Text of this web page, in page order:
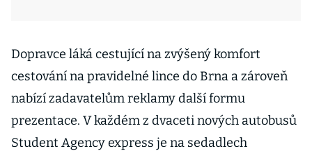
Dopravce láká cestující na zvýšený komfort
cestování na pravidelné lince do Brna a zároveň
nabízí zadavatelům reklamy další formu
prezentace. V každém z dvaceti nových autobusů
Student Agency express je na sedadlech